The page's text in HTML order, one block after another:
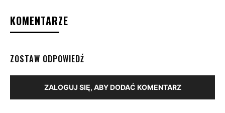
KOMENTARZE
ZOSTAW ODPOWIEDŹ
ZALOGUJ SIĘ, ABY DODAĆ KOMENTARZ